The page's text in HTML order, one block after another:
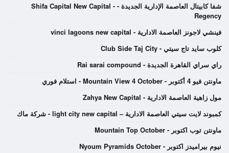
شفا كابيتال العاصمة الإدارية الجديدة - Shifa Capital New Capital -
Regency
فينشي لاجونز العاصمة الادارية - vinci lagoons new capital
كلوب سايد تاج سيتي - Club Side Taj City
راي سراي القاهرة الجديدة - Rai sarai compound
ماونتن فيو 4 أكتوبر - Mountain View 4 October - استلام فوري
مول زاهية العاصمة الادارية - Zahya New Capital
كمبوند لايت سيتي العاصمة الادارية – light city new capital - شركة ماك
ماونتن توب اكتوبر - Mountain Top October
نيوم بيراميدز اكتوبر - Nyoum Pyramids October